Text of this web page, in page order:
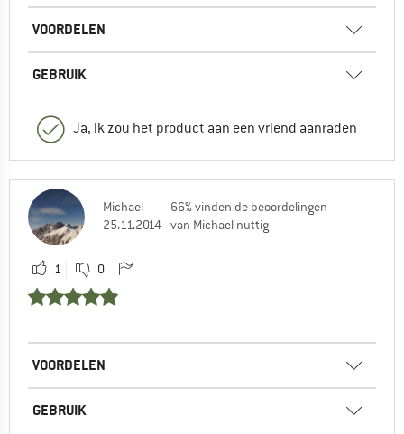
VOORDELEN
GEBRUIK
Ja, ik zou het product aan een vriend aanraden
Michael
25.11.2014
66% vinden de beoordelingen
van Michael nuttig
1 0
VOORDELEN
GEBRUIK